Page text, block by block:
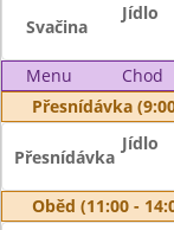
Svačina
Jídlo
Menu Chod
Přesnídávka
Přesnídávka
Jídlo
Oběd (11:00 -